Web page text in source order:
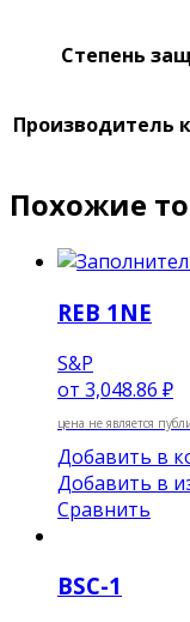
Степень
Производитель
Похожие
REB 1NE
S&P
от 3,048.86 ₽
цена не является
Добавить в
Добавить в
Сравнить
BSC-1